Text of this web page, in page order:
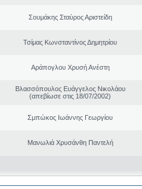
Σουμάκης Σταύρος Αριστείδη
Τσίμας Κωνσταντίνος Δημητρίου
Αράπογλου Χρυσή Ανέστη
Βλασσόπουλος Ευάγγελος Νικολάου
(απεβίωσε στις 18/07/2002)
Σμπώκος Ιωάννης Γεωργίου
Μανωλιά Χρυσάνθη Παντελή